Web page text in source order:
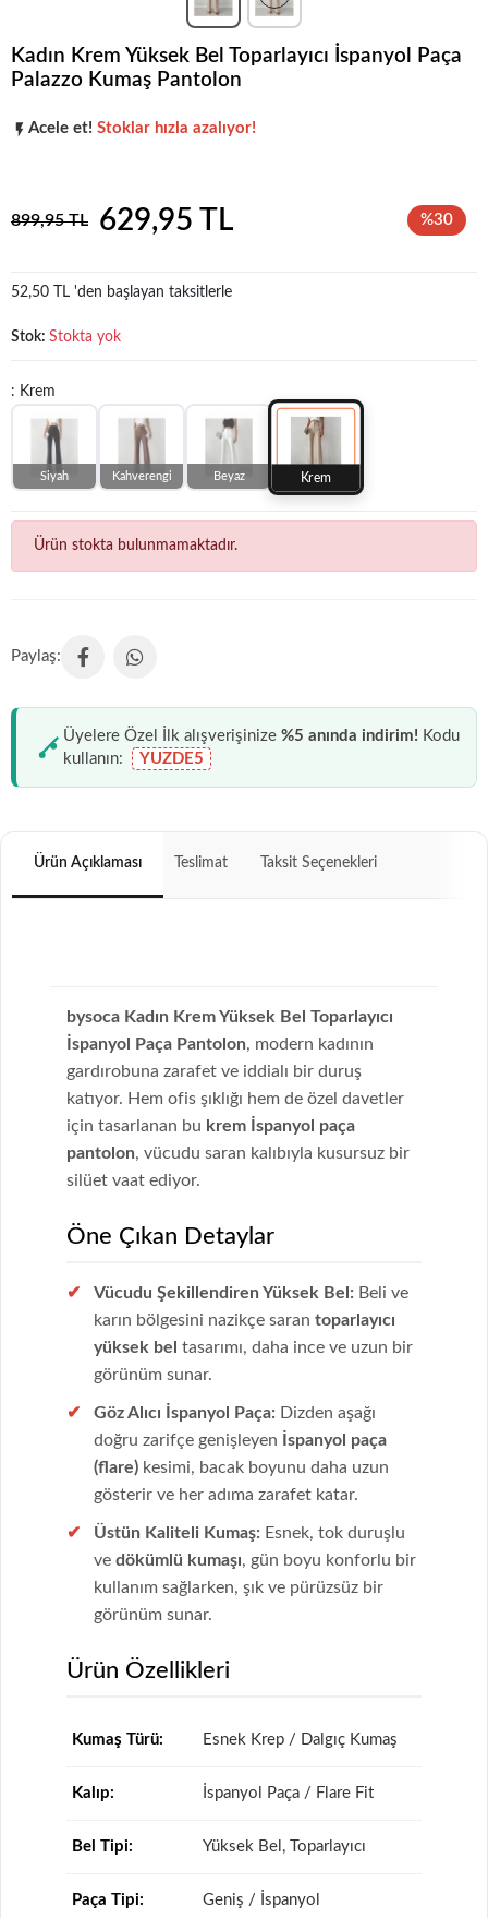
Kadın Krem Yüksek Bel Toparlayıcı İspanyol Paça
Palazzo Kumaş Pantolon
Popüler seçim!Gardırobunuz için harika bir tercih.
Acele et! Stoklar hızla azalıyor!
899,95 TL 629,95 TL %30
52,50 TL 'den başlayan taksitlerle
Stok: Stokta yok
: Krem
Siyah Kahverengi Beyaz Krem
Ürün stokta bulunmamaktadır.
Üyelere Özel İlk alışverişinize %5 anında indirim! Kodu
kullanın:
YUZDE5
Ürün Açıklaması Teslimat Taksit Seçenekleri
bysoca Kadın Krem Yüksek Bel Toparlayıcı
İspanyol Paça Pantolon, modern kadının
gardırobuna zarafet ve iddialı bir duruş
katıyor. Hem ofis şıklığı hem de özel davetler
için tasarlanan bu krem İspanyol paça
pantolon, vücudu saran kalıbıyla kusursuz bir
silüet vaat ediyor.
Öne Çıkan Detaylar
Vücudu Şekillendiren Yüksek Bel: Beli ve
karın bölgesini nazikçe saran toparlayıcı
yüksek bel tasarımı, daha ince ve uzun bir
görünüm sunar.
Göz Alıcı İspanyol Paça: Dizden aşağı
doğru zarifçe genişleyen
İspanyol paça
(flare) kesimi, bacak boyunu daha uzun
gösterir ve her adıma zarafet katar.
Üstün Kaliteli Kumaş: Esnek, tok duruşlu
ve dökümlü kumaşı, gün boyu konforlu bir
kullanım sağlarken, şık ve pürüzsüz bir
görünüm sunar.
Ürün Özellikleri
Kumaş Türü: Esnek Krep / Dalgıç Kumaş
Kalıp: İspanyol Paça / Flare Fit
Bel Tipi: Yüksek Bel, Toparlayıcı
Paça Tipi: Geniş / İspanyol